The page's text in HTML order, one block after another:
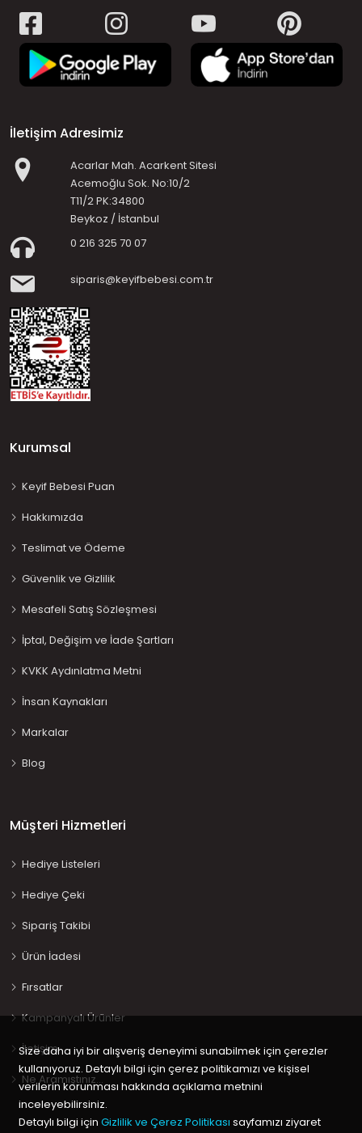
İletişim Adresimiz
Acarlar Mah. Acarkent Sitesi
Acemoğlu Sok. No:10/2
T11/2 PK:34800
Beykoz / İstanbul
0 216 325 70 07
siparis@keyifbebesi.com.tr
Kurumsal
Keyif Bebesi Puan
Hakkımızda
Teslimat ve Ödeme
Güvenlik ve Gizlilik
Mesafeli Satış Sözleşmesi
İptal, Değişim ve İade Şartları
KVKK Aydınlatma Metni
İnsan Kaynakları
Markalar
Blog
Müşteri Hizmetleri
Hediye Listeleri
Hediye Çeki
Sipariş Takibi
Ürün İadesi
Fırsatlar
Kampanyalı Ürünler
İletişim
Ne Aramıştınız…
Size daha iyi bir alışveriş deneyimi sunabilmek için çerezler
kullanıyoruz. Detaylı bilgi için çerez politikamızı ve kişisel
verilerin korunması hakkında açıklama metnini
inceleyebilirsiniz.
Detaylı bilgi için Gizlilik ve Çerez Politikası sayfamızı ziyaret